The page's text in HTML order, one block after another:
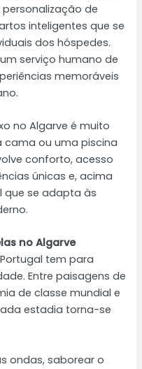
de
inteligentes que se
dos hóspedes.
serviço humano de
memoráveis
no Algarve é muito
cama ou uma piscina
conforto, acesso
únicas e, acima
que se adapta às
no Algarve
tem para
Entre paisagens de
de classe mundial e
estadia torna-se
ondas, saborear o